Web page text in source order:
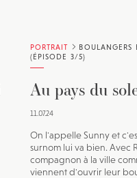
PORTRAIT
BOULANGERS
(ÉPISODE 3/5)
Au pays du
11.07.24
On l'appelle Sunny et
surnom lui va bien. Avec
compagnon à la ville
viennent d'ouvrir leur